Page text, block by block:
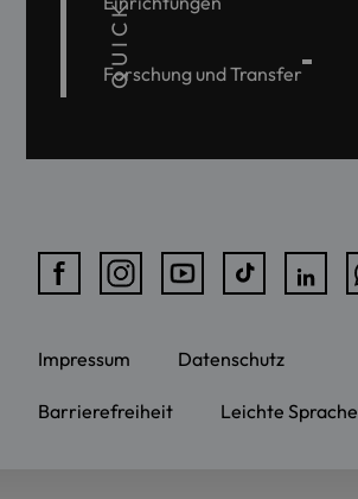
Forschung und Transfer
Impressum Datenschutz
Barrierefreiheit Leichte Sprache